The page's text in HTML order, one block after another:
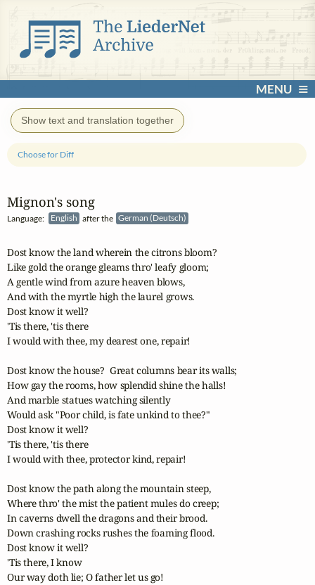
MENU
Show text and translation together
Mignon's song
Language: English after the German (Deutsch)
Choose for Diff
Dost know the land wherein the citrons bloom?
Like gold the orange gleams thro' leafy gloom;
A gentle wind from azure heaven blows,
And with the myrtle high the laurel grows.
Dost know it well?
'Tis there, 'tis there
I would with thee, my dearest one, repair!
Dost know the house?  Great columns bear its walls;
How gay the rooms, how splendid shine the halls!
And marble statues watching silently
Would ask "Poor child, is fate unkind to thee?"
Dost know it well?
'Tis there, 'tis there
I would with thee, protector kind, repair!
Dost know the path along the mountain steep,
Where thro' the mist the patient mules do creep;
In caverns dwell the dragons and their brood.
Down crashing rocks rushes the foaming flood.
Dost know it well?
'Tis there, I know
Our way doth lie; O father let us go!